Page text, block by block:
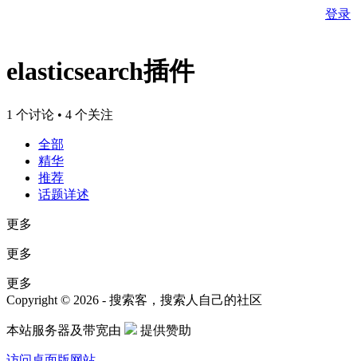
登录
elasticsearch插件
1 个讨论 • 4 个关注
全部
精华
推荐
话题详述
更多
更多
更多
Copyright © 2026 - 搜索客，搜索人自己的社区
本站服务器及带宽由 提供赞助